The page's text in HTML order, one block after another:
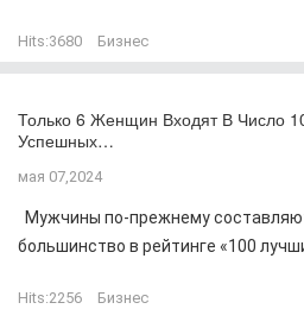
Hits:3680 Бизнес
Только 6 Женщин Входят В Число
Успешных…
мая 07,2024
Мужчины по-прежнему
большинство в рейтинге «100
Hits:2256 Бизнес